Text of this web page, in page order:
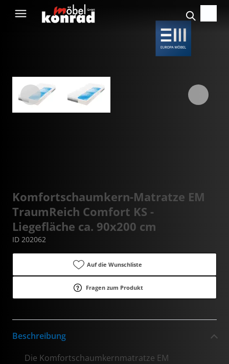
Komfortschaumkern-Matratze EM
TraumReich Comfort KS -
Liegefläche ca. 90x200 cm
ID 202062
Auf die Wunschliste
Fragen zum Produkt
Beschreibung
Die Komfortschaumkernmatratze EM